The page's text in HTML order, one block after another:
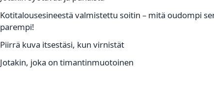
Kotitalousesineestä valmistettu soitin – mitä oudompi
parempi!
Piirrä kuva itsestäsi, kun virnistät
Jotakin, joka on timantinmuotoinen